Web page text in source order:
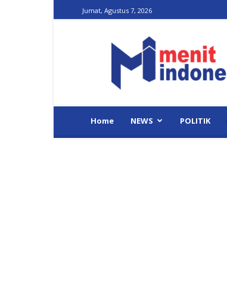
Jumat, Agustus 7, 2026
Indonesia
Home NEWS POLITIK